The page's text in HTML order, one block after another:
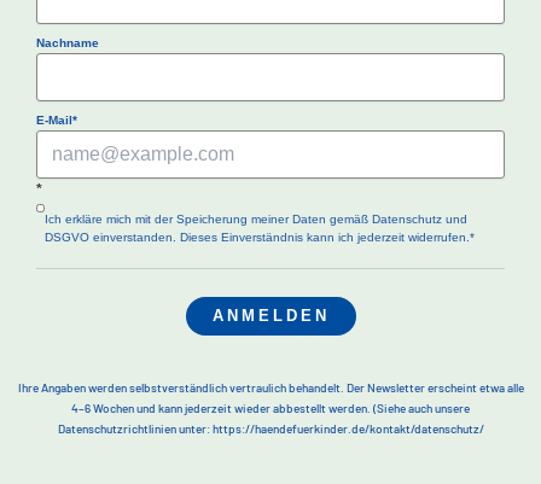
Nachname
E-Mail*
*
Ich erkläre mich mit der Speicherung meiner Daten gemäß Datenschutz und
DSGVO einverstanden. Dieses Einverständnis kann ich jederzeit widerrufen.*
ANMELDEN
Ihre Angaben werden selbstverständlich vertraulich behandelt. Der Newsletter erscheint etwa alle
4–6 Wochen und kann jederzeit wieder abbestellt werden. (Siehe auch unsere
Datenschutzrichtlinien unter: https://haendefuerkinder.de/kontakt/datenschutz/